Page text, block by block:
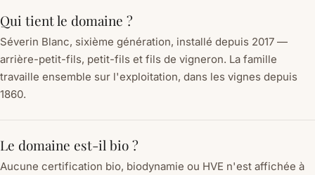
Qui tient le domaine ?
Séverin Blanc, sixième génération, installé depuis 2017 —
arrière-petit-fils, petit-fils et fils de vigneron. La famille
travaille ensemble sur l'exploitation, dans les vignes depuis
1860.
Le domaine est-il bio ?
Aucune certification bio, biodynamie ou HVE n'est affichée à